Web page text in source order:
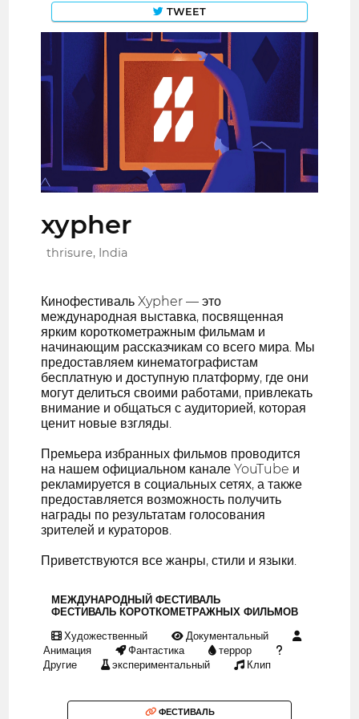
TWEET
xypher
thrisure, India
Кинофестиваль Xypher — это
международная выставка, посвященная
ярким короткометражным фильмам и
начинающим рассказчикам со всего мира. Мы
предоставляем кинематографистам
бесплатную и доступную платформу, где они
могут делиться своими работами, привлекать
внимание и общаться с аудиторией, которая
ценит новые взгляды.
Премьера избранных фильмов проводится
на нашем официальном канале YouTube и
рекламируется в социальных сетях, а также
предоставляется возможность получить
награды по результатам голосования
зрителей и кураторов.
Приветствуются все жанры, стили и языки.
МЕЖДУНАРОДНЫЙ ФЕСТИВАЛЬ
ФЕСТИВАЛЬ КОРОТКОМЕТРАЖНЫХ ФИЛЬМОВ
Художественный
Документальный
Анимация
Фантастика
террор
Другие
экспериментальный Клип
ФЕСТИВАЛЬ